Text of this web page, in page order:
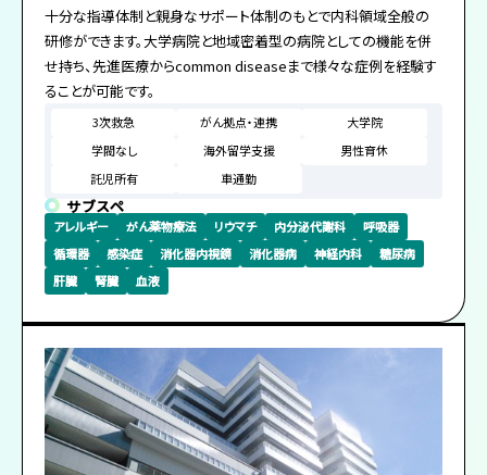
十分な指導体制と親身なサポート体制のもとで内科領域全般の
研修ができます。大学病院と地域密着型の病院としての機能を併
せ持ち、先進医療からcommon diseaseまで様々な症例を経験す
ることが可能です。
3次救急 がん拠点・連携
大学院
学閥なし
海外留学支援
男性育休
託児所有
車通勤
サブスペ
アレルギー がん薬物療法 リウマチ 内分泌代謝科
呼吸器
循環器
感染症 消化器内視鏡 消化器病 神経内科
糖尿病
肝臓
腎臓 血液